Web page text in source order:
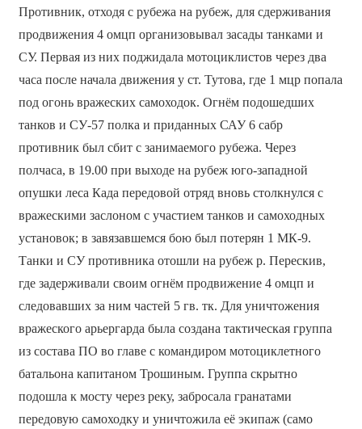
Противник, отходя с рубежа на рубеж, для сдерживания
продвижения 4 омцп организовывал засады танками и
СУ. Первая из них поджидала мотоциклистов через два
часа после начала движения у ст. Тутова, где 1 мцр попала
под огонь вражеских самоходок. Огнём подошедших
танков и СУ-57 полка и приданных САУ 6 сабр
противник был сбит с занимаемого рубежа. Через
полчаса, в 19.00 при выходе на рубеж юго-западной
опушки леса Када передовой отряд вновь столкнулся с
вражескими заслоном с участием танков и самоходных
установок; в завязавшемся бою был потерян 1 МК-9.
Танки и СУ противника отошли на рубеж р. Перескив,
где задерживали своим огнём продвижение 4 омцп и
следовавших за ним частей 5 гв. тк. Для уничтожения
вражеского арьергарда была создана тактическая группа
из состава ПО во главе с командиром мотоциклетного
батальона капитаном Трошиным. Группа скрытно
подошла к мосту через реку, забросала гранатами
передовую самоходку и уничтожила её экипаж (само